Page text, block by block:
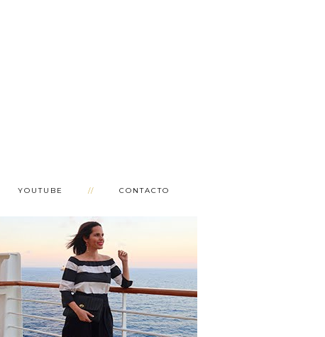
YOUTUBE CONTACTO